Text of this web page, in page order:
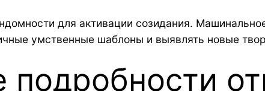
для активации созидания.
умственные шаблоны и выявлять новые